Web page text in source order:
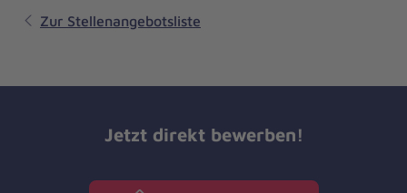
Zur Stellenangebotsliste
Jetzt direkt bewerben!